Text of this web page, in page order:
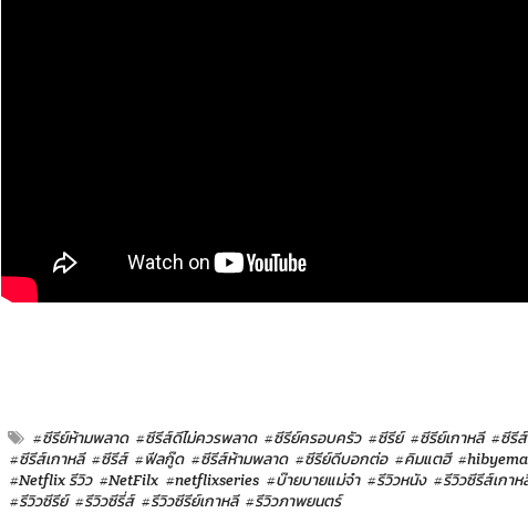
#ซีรีย์ห้ามพลาด #ซีรีส์ดีไม่ควรพลาด #ซีรีย์ครอบครัว #ซีรีย์ #ซีรีย์เกาหลี #ซีรี
#ซีรีส์เกาหลี #ซีรีส์ #ฟีลกู๊ด #ซีรีส์ห้ามพลาด #ซีรีย์ดีบอกต่อ #คิมแตฮี
#Netflix รีวิว #NetFilx #netflixseries #บ๊ายบายแม่จ๋า #รีวิวหนัง #รีวิวซีรีส์เกาห
#รีวิวซีรีย์ #รีวิวซีรี่ส์ #รีวิวซีรีย์เกาหลี #รีวิวภาพยนตร์